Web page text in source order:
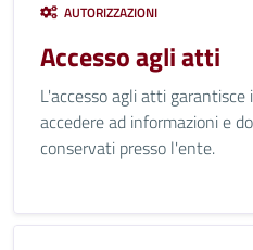
AUTORIZZAZIONI
Accesso agli atti
L'accesso agli atti
accedere ad informazioni e
conservati presso l'ente.